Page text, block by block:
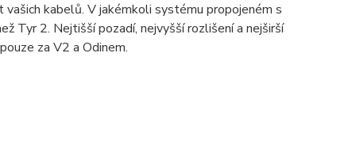
kabelů. V jakémkoli systému propojeném s
Tyr 2. Nejtišší pozadí, nejvyšší rozlišení a nejširší
za V2 a Odinem.